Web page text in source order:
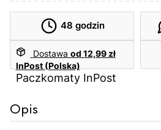
48 godzin
Dostawa od 12,99 zł
InPost (Polska)
Paczkomaty InPost
Opis